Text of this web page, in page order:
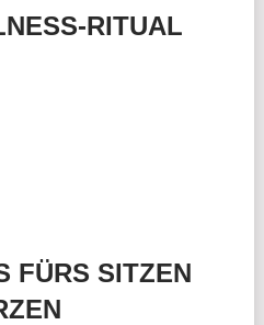
RITUAL
FÜRS SITZEN